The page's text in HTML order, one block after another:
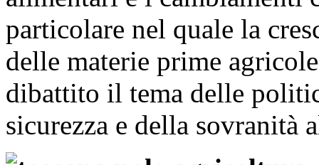
particolare nel quale la
delle materie prime
dibattito il tema delle
sicurezza e della sovranità